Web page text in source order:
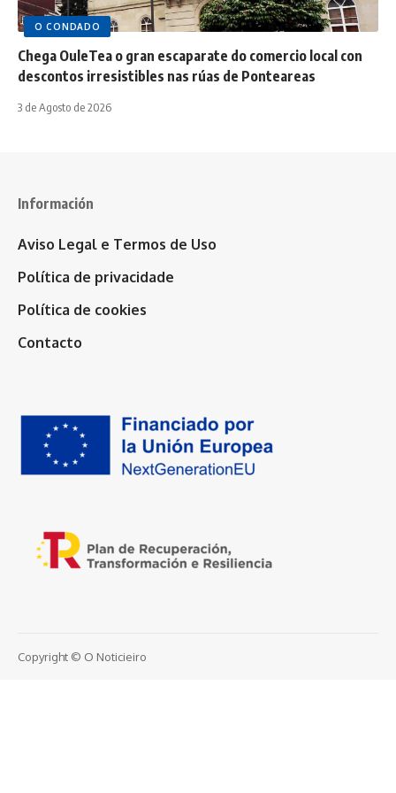
O CONDADO
Chega OuleTea o gran escaparate do comercio local con
descontos irresistibles nas rúas de Ponteareas
3 de Agosto de 2026
Información
Aviso Legal e Termos de Uso
Política de privacidade
Política de cookies
Contacto
Copyright © O Noticieiro